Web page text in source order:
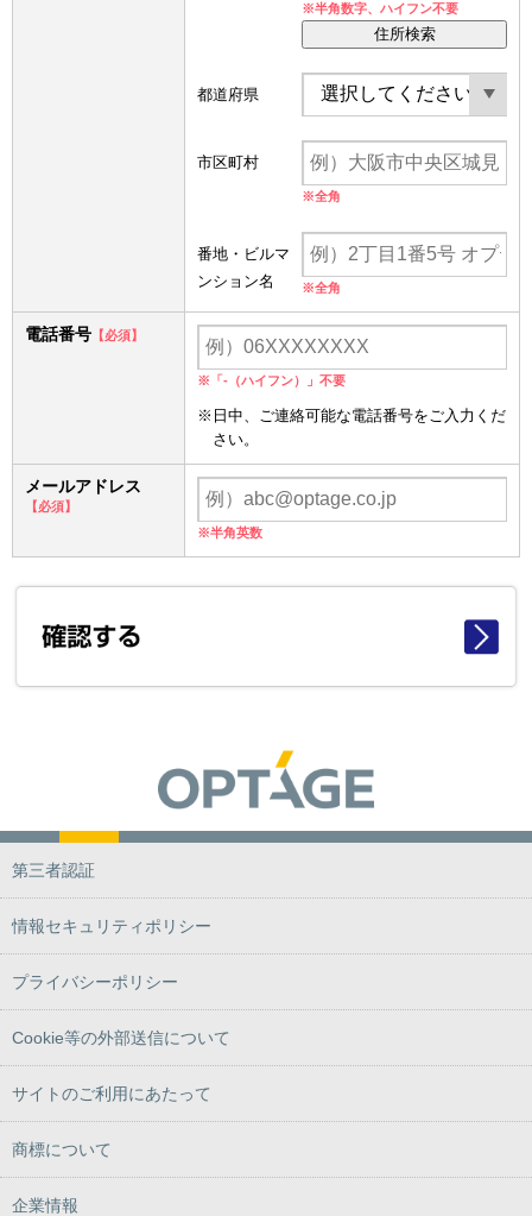
※半角数字、ハイフン不要
住所検索
都道府県
市区町村
※全角
番地・ビルマ
ンション名
※全角
電話番号 【必須】
※「-（ハイフン）」不要
※日中、ご連絡可能な電話番号をご入力くだ
さい。
メールアドレス
【必須】
※半角英数
第三者認証
情報セキュリティポリシー
プライバシーポリシー
Cookie等の外部送信について
サイトのご利用にあたって
商標について
企業情報